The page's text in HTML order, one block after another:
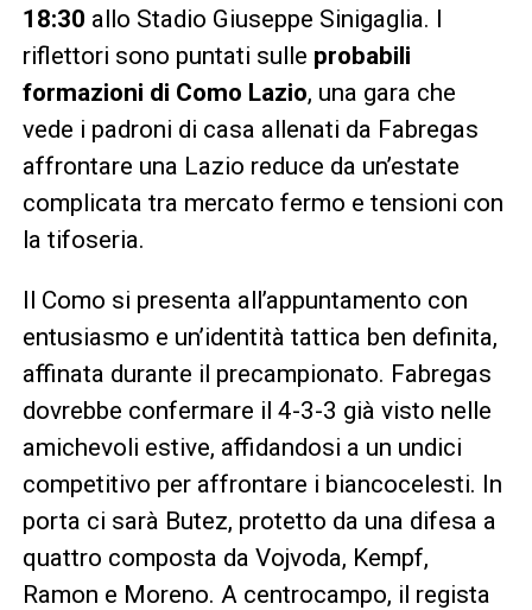
18:30 allo Stadio Giuseppe Sinigaglia. I
riflettori sono puntati sulle probabili
formazioni di Como Lazio, una gara che
vede i padroni di casa allenati da Fabregas
affrontare una Lazio reduce da un’estate
complicata tra mercato fermo e tensioni con
la tifoseria.
Il Como si presenta all’appuntamento con
entusiasmo e un’identità tattica ben definita,
affinata durante il precampionato. Fabregas
dovrebbe confermare il 4-3-3 già visto nelle
amichevoli estive, affidandosi a un undici
competitivo per affrontare i biancocelesti. In
porta ci sarà Butez, protetto da una difesa a
quattro composta da Vojvoda, Kempf,
Ramon e Moreno. A centrocampo, il regista